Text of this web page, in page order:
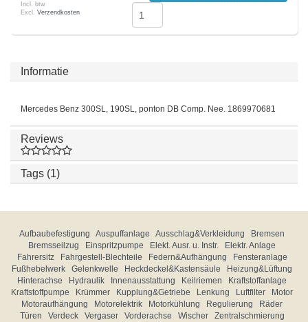
Incl. btw
Excl. Verzendkosten
Informatie
Mercedes Benz 300SL, 190SL, ponton DB Comp. Nee. 1869970681
Reviews
Tags (1)
Aufbaubefestigung Auspuffanlage Ausschlag&Verkleidung
Bremsen
Bremsseilzug
Einspritzpumpe Elekt. Ausr. u. Instr.
Elektr. Anlage
Fahrersitz
Fahrgestell-Blechteile Federn&Aufhängung
Fensteranlage
Fußhebelwerk
Gelenkwelle Heckdeckel&Kastensäule
Heizung&Lüftung
Hinterachse
Hydraulik Innenausstattung Keilriemen
Kraftstoffanlage
Kraftstoffpumpe
Krümmer Kupplung&Getriebe Lenkung Luftfilter
Motor
Motoraufhängung
Motorelektrik Motorkühlung Regulierung
Räder
Türen
Verdeck Vergaser Vorderachse Wischer
Zentralschmierung